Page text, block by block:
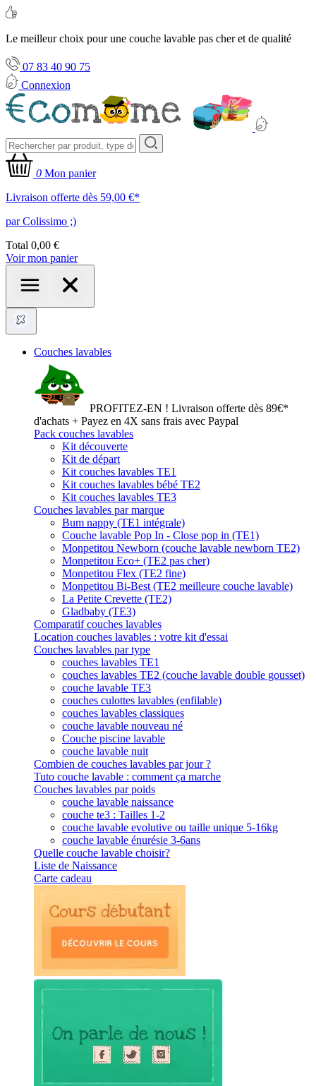
Le meilleur choix pour une couche lavable pas cher et de qualité
07 83 40 90 75
Connexion
0 Mon panier
Livraison offerte dès 59,00 €*
par Colissimo ;)
Total 0,00 €
Voir mon panier
Couches lavables
PROFITEZ-EN ! Livraison offerte dès 89€*
d'achats + Payez en 4X sans frais avec Paypal
Pack couches lavables
Kit découverte
Kit de départ
Kit couches lavables TE1
Kit couches lavables bébé TE2
Kit couches lavables TE3
Couches lavables par marque
Bum nappy (TE1 intégrale)
Couche lavable Pop In - Close pop in (TE1)
Monpetitou Newborn (couche lavable newborn TE2)
Monpetitou Eco+ (TE2 pas cher)
Monpetitou Flex (TE2 fine)
Monpetitou Bi-Best (TE2 meilleure couche lavable)
La Petite Crevette (TE2)
Gladbaby (TE3)
Comparatif couches lavables
Location couches lavables : votre kit d'essai
Couches lavables par type
couches lavables TE1
couches lavables TE2 (couche lavable double gousset)
couche lavable TE3
couches culottes lavables (enfilable)
couches lavables classiques
couche lavable nouveau né
Couche piscine lavable
couche lavable nuit
Combien de couches lavables par jour ?
Tuto couche lavable : comment ça marche
Couches lavables par poids
couche lavable naissance
couche te3 : Tailles 1-2
couche lavable evolutive ou taille unique 5-16kg
couche lavable énurésie 3-6ans
Quelle couche lavable choisir?
Liste de Naissance
Carte cadeau